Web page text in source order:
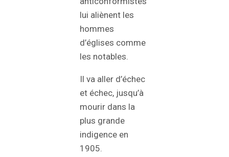
lui aliènent les
hommes
d’églises comme
les notables.
Il va aller d’échec
et échec, jusqu’à
mourir dans la
plus grande
indigence en
1905.